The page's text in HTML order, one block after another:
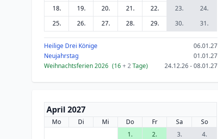
18.
19. 20. 21. 22. 23.
24.
25.
26. 27. 28. 29. 30. 31.
Heilige Drei Könige
06.01.27
Neujahrstag
01.01.27
Weihnachtsferien 2026 (16+ 2Tage) 24.12.26 - 08.01.27
April 2027
Mo Di Mi Do Fr Sa
So
1.
2. 3.
4.